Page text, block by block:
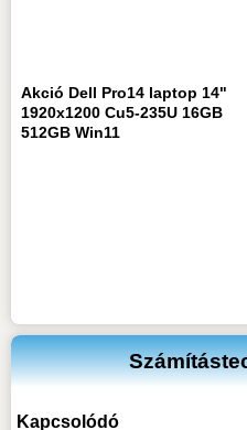
Akció Dell Pro14 laptop 14"
1920x1200 Cu5-235U 16GB
512GB Win11
Kapcsolódó